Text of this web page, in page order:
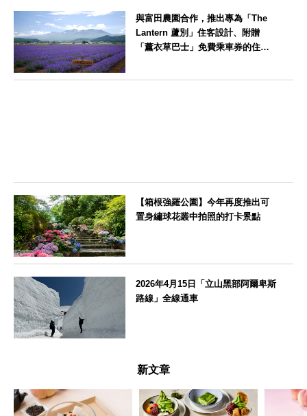
與富田農園合作，推出專為「The
Lantern 蘆別」住客設計、附贈
「薰衣草巴士」免費乘車券的住宿
【箱根強羅公園】今年再度推出可
置身繡球花叢中拍照的打卡景點
2026年4月15日「立山黑部阿爾卑斯
路線」全線通車
新文章